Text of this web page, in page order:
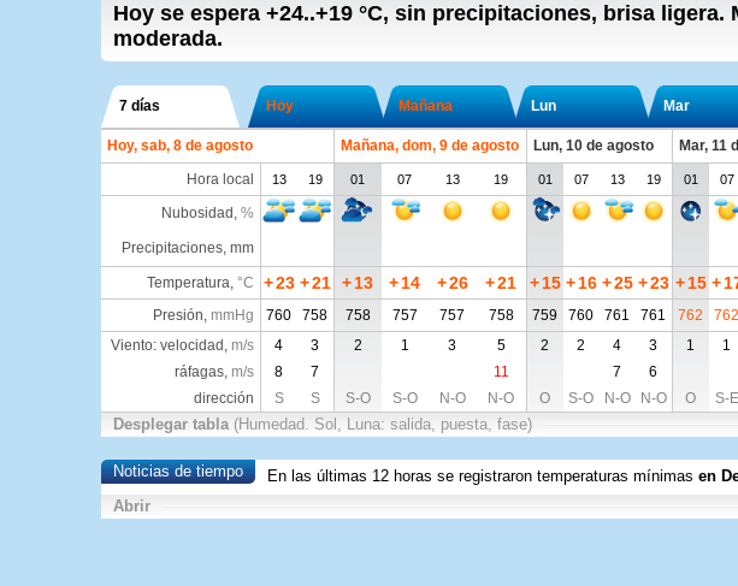
Hoy se espera +24..+19 °C, sin precipitaciones, brisa ligera.
moderada.
7 días Hoy Mañana Lun Mar
Hoy, sab, 8 de agosto Mañana, dom, 9 de agosto Lun, 10 de agosto Mar, 11
Hora local
13 19 01 07 13 19 01 07 13 19 01 07
Nubosidad , %
Precipitaciones, mm
Temperatura, °C +23 +21 +13 +14 +26 +21 + 15 + 16 +25 +23 + 15 +
Presión, mmHg 760 758 758 757 757 758 759 760 761 761 762 762
Viento: velocidad, m/s 4 3 2 1 3 5 2 2 4 3 1 1
ráfagas, m/s 8 7 11 7 6
dirección
S S S-O S-O N-O N-O O S-O N-O N-O O S-E
Desplegar tabla (Humedad. Sol, Luna: salida, puesta, fase)
Noticias de tiempo En las últimas 12 horas se registraron temperaturas mínimas en
Abrir